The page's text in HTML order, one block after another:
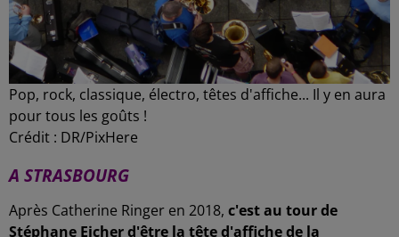
Pop, rock, classique, électro, têtes d'affiche... Il y en aura
pour tous les goûts !
Crédit : DR/PixHere
A STRASBOURG
Après Catherine Ringer en 2018, c'est au tour de
Stéphane Eicher d'être la tête d'affiche de la